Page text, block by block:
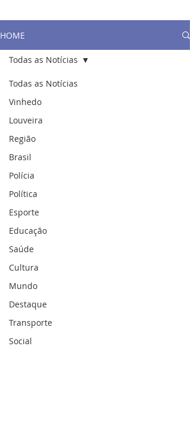
formação acadêmica? R.P.: Sou
gosto muito de música. Toco piano e
violão. Lecionei durante anos em
escolas particulares e, nos últimos
Prefeitura Municipal de Campinas.
R.F.: Como ingressou no Lions Clube
de Vinhedo? R.P.: Casei-me com
anos. Aposen
HOME
Todas as Notícias
Vinhedo
Louveira
Região
Brasil
Polícia
Política
Esporte
Educação
Saúde
Cultura
Mundo
Destaque
Transporte
Social
Todas as Notícias